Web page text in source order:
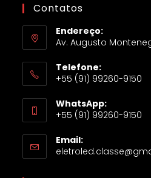
Contatos
Endereço:
Av. Augusto
Telefone:
+55 (91) 99260-9150
WhatsApp:
+55 (91) 99260-9150
Email: